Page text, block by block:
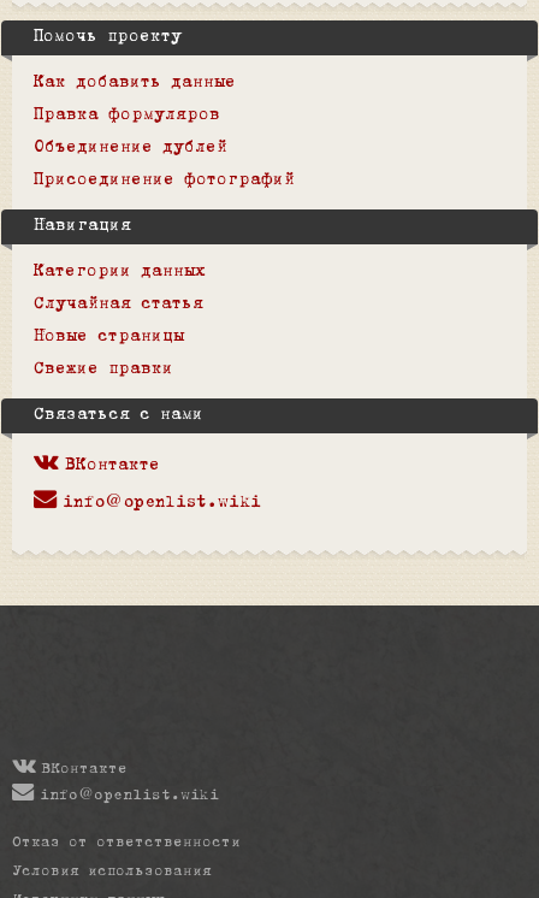
Помочь проекту
Как добавить данные
Правка формуляров
Объединение дублей
Присоединение фотографий
Навигация
Категории данных
Случайная статья
Новые страницы
Свежие правки
Связаться с нами
ВКонтакте
info@openlist.wiki
ВКонтакте
info@openlist.wiki
Отказ от ответственности
Условия использования